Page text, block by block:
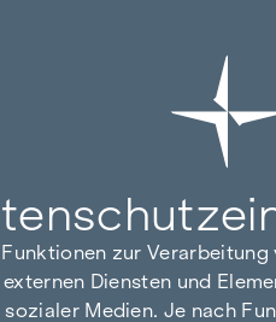
zur
Diensten und
Medien. Je nach